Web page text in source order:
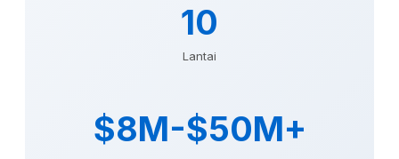
10
Lantai
$8M-$50M+